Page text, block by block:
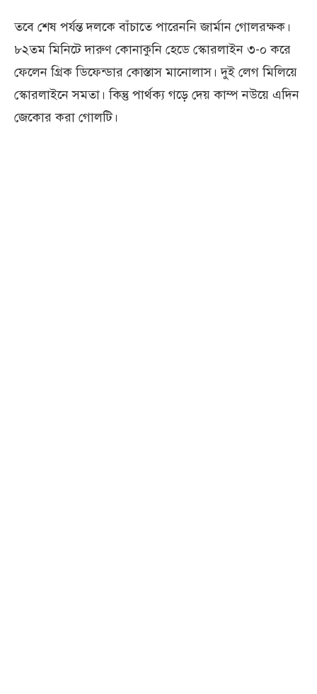
তবে শেষ পর্যন্ত দলকে বাঁচাতে পারেননি জার্মান গোলরক্ষক।
৮২তম মিনিটে দারুণ কোনাকুনি হেডে স্কোরলাইন ৩-০ করে
ফেলেন গ্রিক ডিফেন্ডার কোস্তাস মানোলাস। দুই লেগ মিলিয়ে
স্কোরলাইনে সমতা। কিন্তু পার্থক্য গড়ে দেয় কাম্প নউয়ে এদিন
জেকোর করা গোলটি।